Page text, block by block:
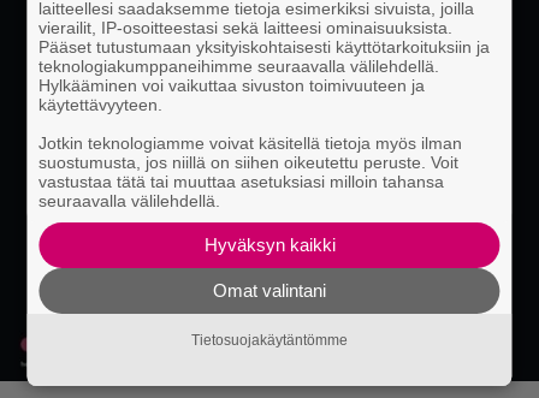
laitteellesi saadaksemme tietoja esimerkiksi sivuista, joilla
vierailit, IP-osoitteestasi sekä laitteesi ominaisuuksista.
Pääset tutustumaan yksityiskohtaisesti käyttötarkoituksiin ja
teknologiakumppaneihimme seuraavalla välilehdellä.
Hylkääminen voi vaikuttaa sivuston toimivuuteen ja
käytettävyyteen.
Jotkin teknologiamme voivat käsitellä tietoja myös ilman
suostumusta, jos niillä on siihen oikeutettu peruste. Voit
vastustaa tätä tai muuttaa asetuksiasi milloin tahansa
seuraavalla välilehdellä.
Hyväksyn kaikki
Omat valintani
Tietosuojakäytäntömme